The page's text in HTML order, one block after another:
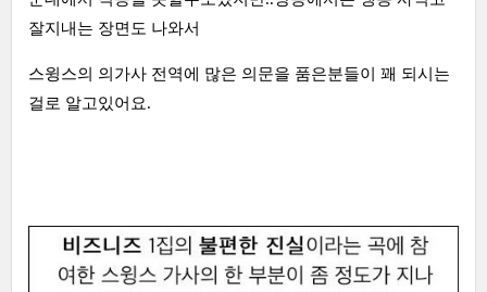
잘지내는 장면도 나와서
스윙스의 의가사 전역에 많은 의문을 품은분들이 꽤 되시는
걸로 알고있어요.